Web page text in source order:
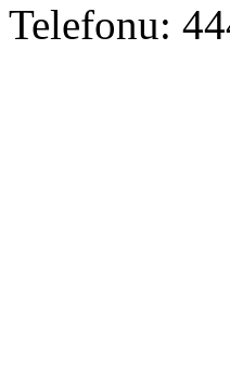
Telefonu: